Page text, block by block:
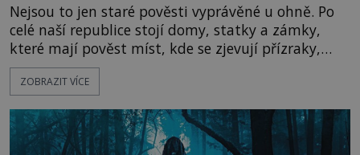
Nejsou to jen staré pověsti vyprávěné u ohně. Po
celé naší republice stojí domy, statky a zámky,
které mají pověst míst, kde se zjevují přízraky,
ozývají nevysvětlitelné zvuky nebo se dějí podivné
jevy. Zatímco historici většinou hledají racionální
lokality vykazují nápadně podobná svědectví po
celé generace. A právě tato opakující se svědectví
ZOBRAZIT VÍCE